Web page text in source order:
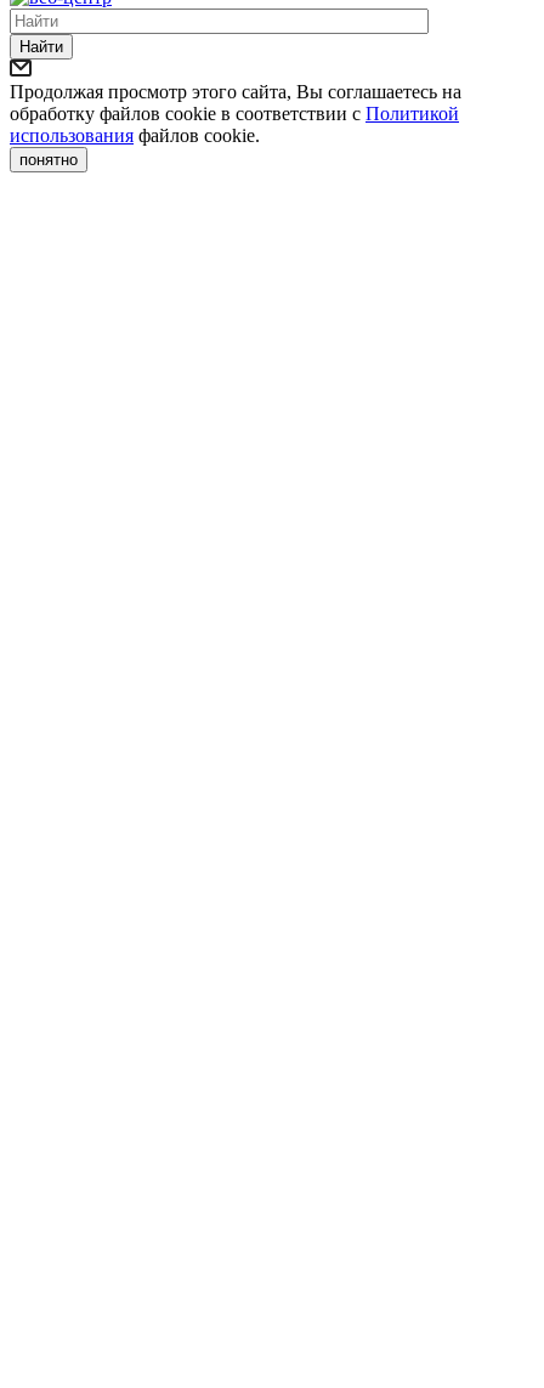
Найти
Продолжая просмотр этого сайта, Вы соглашаетесь на
обработку файлов cookie в соответствии с Политикой
использования файлов cookie.
понятно